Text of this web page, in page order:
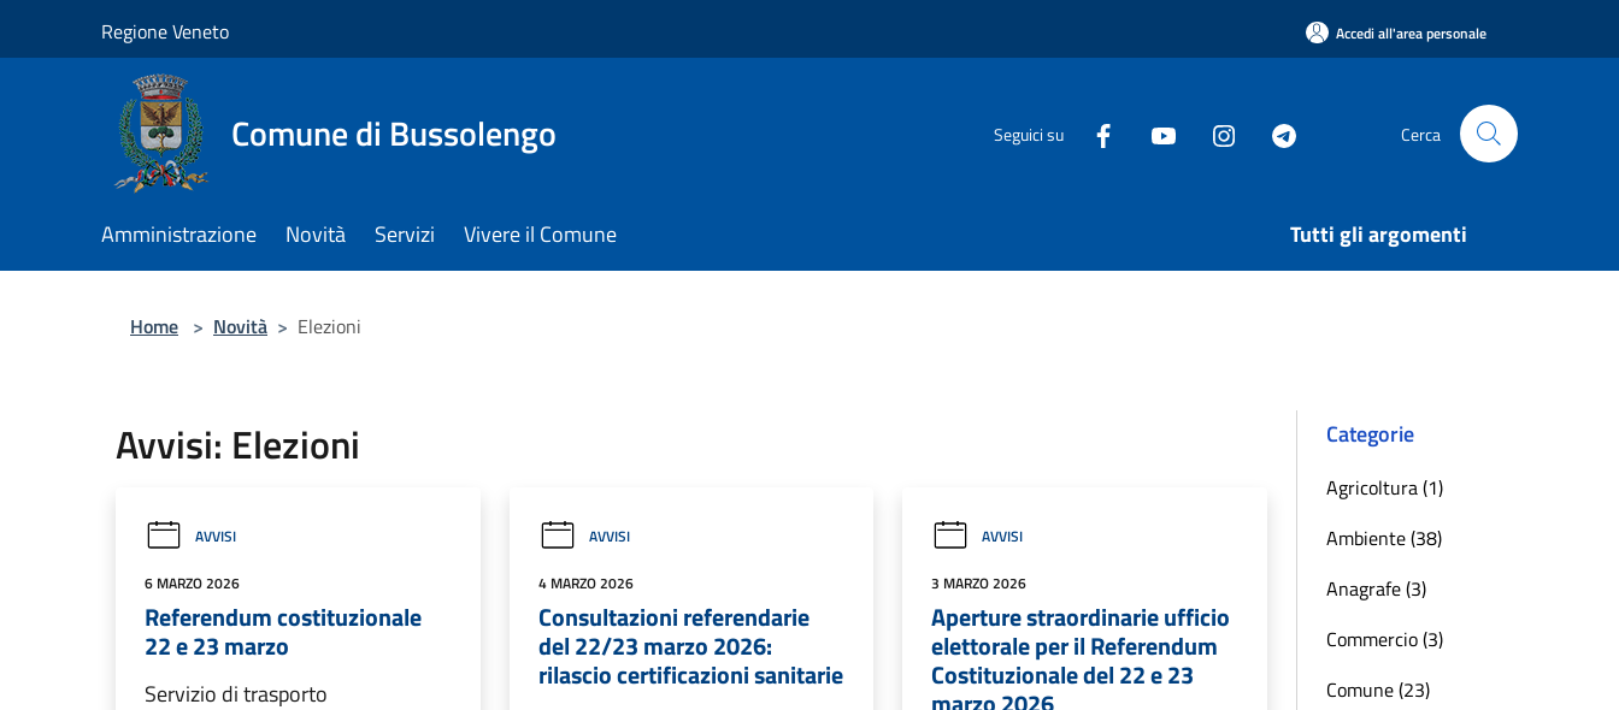
Regione Veneto Accedi all'area personale
Comune di Bussolengo Seguici su Cerca
Amministrazione Novità Servizi Vivere il Comune Tutti gli argomenti
Home > Novità > Elezioni
Avvisi: Elezioni
AVVISI
6 MARZO 2026
Referendum costituzionale
22 e 23 marzo
Servizio di trasporto
AVVISI
4 MARZO 2026
Consultazioni referendarie
del 22/23 marzo 2026:
rilascio certificazioni sanitarie
AVVISI
3 MARZO 2026
Aperture straordinarie ufficio
elettorale per il Referendum
Costituzionale del 22 e 23
Categorie
Agricoltura (1)
Ambiente (38)
Anagrafe (3)
Commercio (3)
Comune (23)